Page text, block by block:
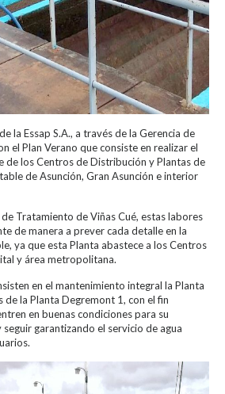
la Essap S.A., a través de la Gerencia de
el Plan Verano que consiste en realizar el
de los Centros de Distribución y Plantas de
de Asunción, Gran Asunción e interior
de Tratamiento de Viñas Cué, estas labores
de manera a prever cada detalle en la
ya que esta Planta abastece a los Centros
y área metropolitana.
en el mantenimiento integral la Planta
la Planta Degremont 1, con el fin
en buenas condiciones para su
garantizando el servicio de agua